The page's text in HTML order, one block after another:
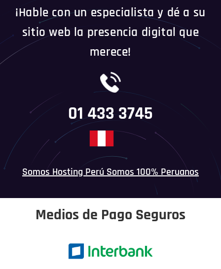
¡Hable con un especialista y dé a su
sitio web la presencia digital que
merece!
01 433 3745
Somos Hosting Perú Somos 100% Peruanos
Medios de Pago Seguros